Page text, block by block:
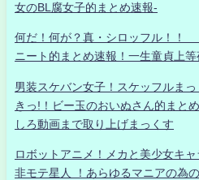
女のBL腐女子的まとめ速報-
何だ！何が？真・シロッフル！
ニート的まとめ速報！一生童貞上等
男装スケバン女子！スケッフルまっ
きっ!！ビー玉のおいぬさん的まと
しろ動画まで取り上げまっくす
ロボットアニメ！メカと美少女キ
非モテ星人 ！あらゆるマニアの為